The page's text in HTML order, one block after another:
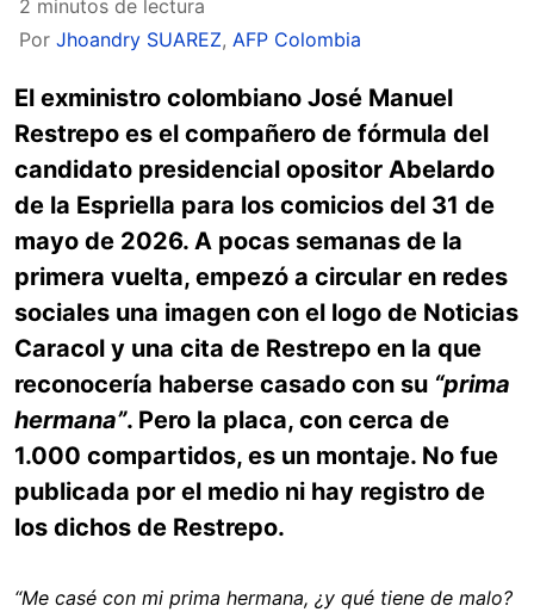
2 minutos de lectura
Por Jhoandry SUAREZ, AFP Colombia
El exministro colombiano José Manuel
Restrepo es el compañero de fórmula del
candidato presidencial opositor Abelardo
de la Espriella para los comicios del 31 de
mayo de 2026. A pocas semanas de la
primera vuelta, empezó a circular en redes
sociales una imagen con el logo de Noticias
Caracol y una cita de Restrepo en la que
reconocería haberse casado con su “prima
hermana”. Pero la placa, con cerca de
1.000 compartidos, es un montaje. No fue
publicada por el medio ni hay registro de
los dichos de Restrepo.
“Me casé con mi prima hermana, ¿y qué tiene de malo?